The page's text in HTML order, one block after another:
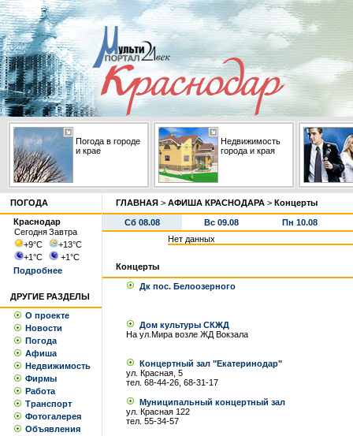
Погода в городе
и крае
Недвижимость
города и края
ПОГОДА
Краснодар
СегодняЗавтра
+9°С +13°С
+1°С +1°С
Подробнее
ДРУГИЕ РАЗДЕЛЫ
О проекте
Новости
Погода
Афиша
Недвижимость
Фирмы
Работа
Транспорт
Фотогалерея
Объявления
ГЛАВНАЯ > АФИША КРАСНОДАРА > Концерты
Сб 08.08 Вс 09.08
Пн 10.08
Нет данных
Концерты
Дк пос. Белоозерного
Дом культуры СКЖД
На ул.Мира возле ЖД Вокзала
Концертный зал "Екатеринодар"
ул. Красная, 5
тел. 68-44-26, 68-31-17
Муниципальный концертный зал
ул. Красная 122
тел. 55-34-57